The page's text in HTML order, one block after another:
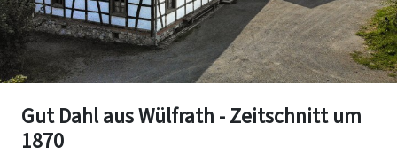
Gut Dahl aus Wülfrath - Zeitschnitt um
1870